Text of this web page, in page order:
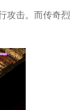
攻击。而传奇烈